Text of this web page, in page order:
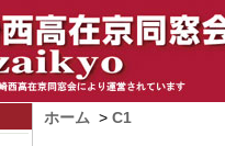
ホーム > C1